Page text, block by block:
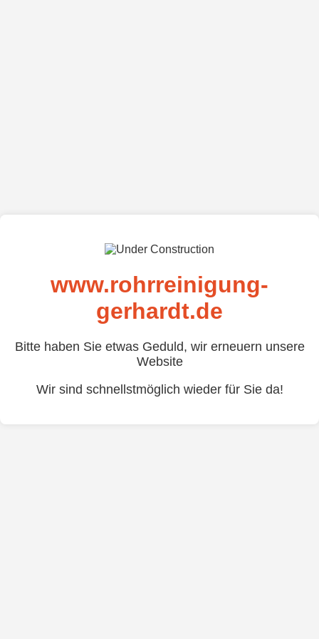
www.rohrreinigung-
gerhardt.de
Bitte haben Sie etwas Geduld, wir erneuern unsere
Website
Wir sind schnellstmöglich wieder für Sie da!